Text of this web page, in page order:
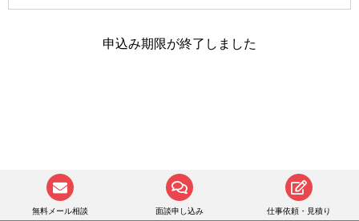
無料メール相談 面談申し込み 仕事依頼・見積り
申込み期限が終了しました